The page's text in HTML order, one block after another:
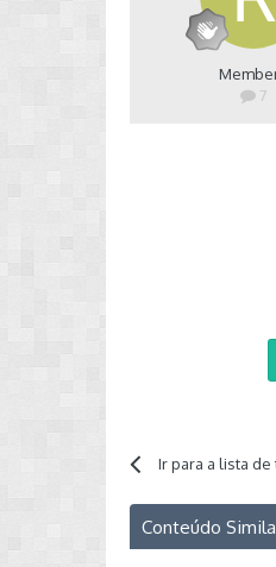
7
Ir para a lista de
Conteúdo